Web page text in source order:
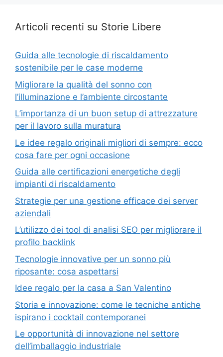
Articoli recenti su Storie Libere
Guida alle tecnologie di riscaldamento
sostenibile per le case moderne
Migliorare la qualità del sonno con
l’illuminazione e l’ambiente circostante
L’importanza di un buon setup di attrezzature
per il lavoro sulla muratura
Le idee regalo originali migliori di sempre: ecco
cosa fare per ogni occasione
Guida alle certificazioni energetiche degli
impianti di riscaldamento
Strategie per una gestione efficace dei server
aziendali
L’utilizzo dei tool di analisi SEO per migliorare il
profilo backlink
Tecnologie innovative per un sonno più
riposante: cosa aspettarsi
Idee regalo per la casa a San Valentino
Storia e innovazione: come le tecniche antiche
ispirano i cocktail contemporanei
Le opportunità di innovazione nel settore
dell’imballaggio industriale